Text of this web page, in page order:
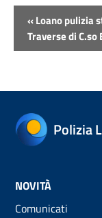
Evento
«Loano pulizia
Traverse di C.so
Polizia
NOVITÀ
Comunicati